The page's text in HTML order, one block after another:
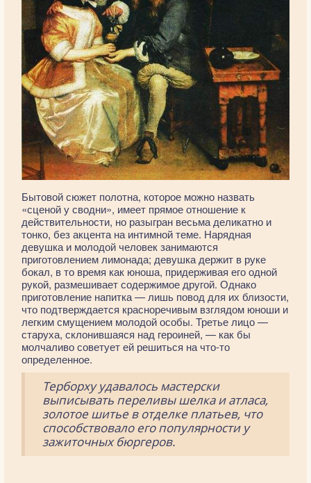
Бытовой сюжет полотна, которое можно назвать
«сценой у сводни», имеет прямое отношение к
действительности, но разыгран весьма деликатно и
тонко, без акцента на интимной теме. Нарядная
девушка и молодой человек занимаются
приготовлением лимонада; девушка держит в руке
бокал, в то время как юноша, придерживая его одной
рукой, размешивает содержимое другой. Однако
приготовление напитка — лишь повод для их близости,
что подтверждается красноречивым взглядом юноши и
легким смущением молодой особы. Третье лицо —
старуха, склонившаяся над героиней, — как бы
молчаливо советует ей решиться на что-то
определенное.
Терборху удавалось мастерски
выписывать переливы шелка и атласа,
золотое шитье в отделке платьев, что
способствовало его популярности у
зажиточных бюргеров.